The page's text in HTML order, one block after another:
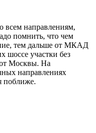
направлениям,
помнить, что чем
тем дальше от МКАД
шоссе участки без
Москвы. На
направлениях
поближе.